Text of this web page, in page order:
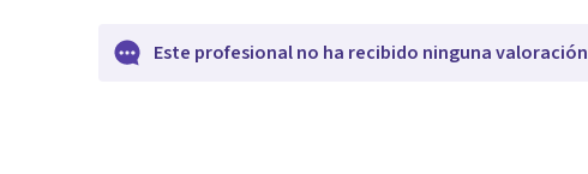
Este profesional no ha recibido ninguna valoración